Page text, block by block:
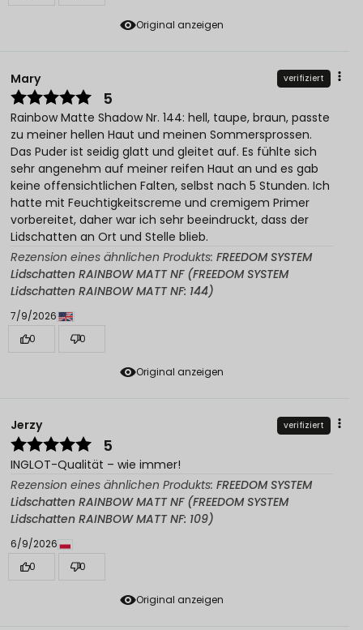
Original anzeigen
Original anzeigen
Mary verifiziert
5
Rainbow Matte Shadow Nr. 144: hell, taupe, braun, passte
zu meiner hellen Haut und meinen Sommersprossen.
Das Puder ist seidig glatt und gleitet auf. Es fühlte sich
sehr angenehm auf meiner reifen Haut an und es gab
keine offensichtlichen Falten, selbst nach 5 Stunden. Ich
hatte mit Feuchtigkeitscreme und cremigem Primer
vorbereitet, daher war ich sehr beeindruckt, dass der
Lidschatten an Ort und Stelle blieb.
Rezension eines ähnlichen Produkts: FREEDOM SYSTEM
Lidschatten RAINBOW MATT NF (FREEDOM SYSTEM
Lidschatten RAINBOW MATT NF: 144)
7/9/2026
0
0
Original anzeigen
Jerzy verifiziert
5
INGLOT-Qualität – wie immer!
Rezension eines ähnlichen Produkts: FREEDOM SYSTEM
Lidschatten RAINBOW MATT NF (FREEDOM SYSTEM
Lidschatten RAINBOW MATT NF: 109)
6/9/2026
0
0